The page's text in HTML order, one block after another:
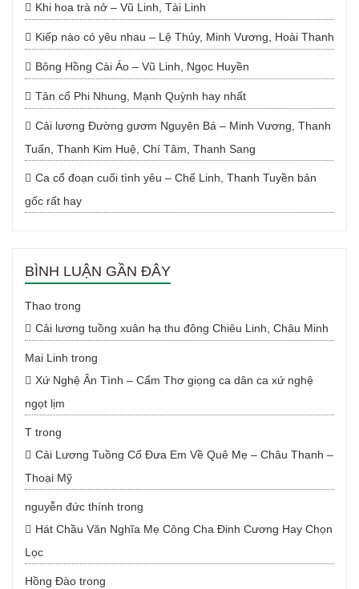
Khi hoa trà nở – Vũ Linh, Tài Linh
Kiếp nào có yêu nhau – Lệ Thủy, Minh Vương, Hoài Thanh
Bông Hồng Cài Áo – Vũ Linh, Ngọc Huyền
Tân cổ Phi Nhung, Mạnh Quỳnh hay nhất
Cải lương Đường gươm Nguyên Bá – Minh Vương, Thanh
Tuấn, Thanh Kim Huệ, Chí Tâm, Thanh Sang
Ca cổ đoạn cuối tình yêu – Chế Linh, Thanh Tuyền bản
gốc rất hay
BÌNH LUẬN GẦN ĐÂY
Thao trong
Cải lương tuồng xuân hạ thu đông Chiêu Linh, Châu Minh
Mai Linh trong
Xứ Nghệ Ân Tình – Cẩm Thơ giọng ca dân ca xứ nghệ
ngọt lịm
T trong
Cải Lương Tuồng Cổ Đưa Em Về Quê Mẹ – Châu Thanh –
Thoại Mỹ
nguyễn đức thính trong
Hát Chầu Văn Nghĩa Mẹ Công Cha Đinh Cương Hay Chọn
Lọc
Hồng Đào trong